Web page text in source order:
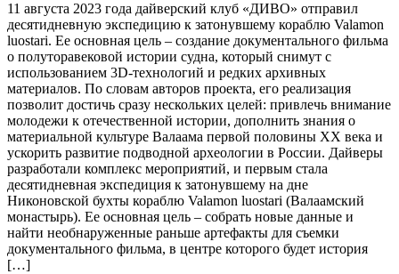
11 августа 2023 года дайверский клуб «ДИВО» отправил
десятидневную экспедицию к затонувшему кораблю Valamon
luostari. Ее основная цель – создание документального фильма
о полуторавековой истории судна, который снимут с
использованием 3D-технологий и редких архивных
материалов. По словам авторов проекта, его реализация
позволит достичь сразу нескольких целей: привлечь внимание
молодежи к отечественной истории, дополнить знания о
материальной культуре Валаама первой половины XX века и
ускорить развитие подводной археологии в России. Дайверы
разработали комплекс мероприятий, и первым стала
десятидневная экспедиция к затонувшему на дне
Никоновской бухты кораблю Valamon luostari (Валаамский
монастырь). Ее основная цель – собрать новые данные и
найти необнаруженные раньше артефакты для съемки
документального фильма, в центре которого будет история
[…]